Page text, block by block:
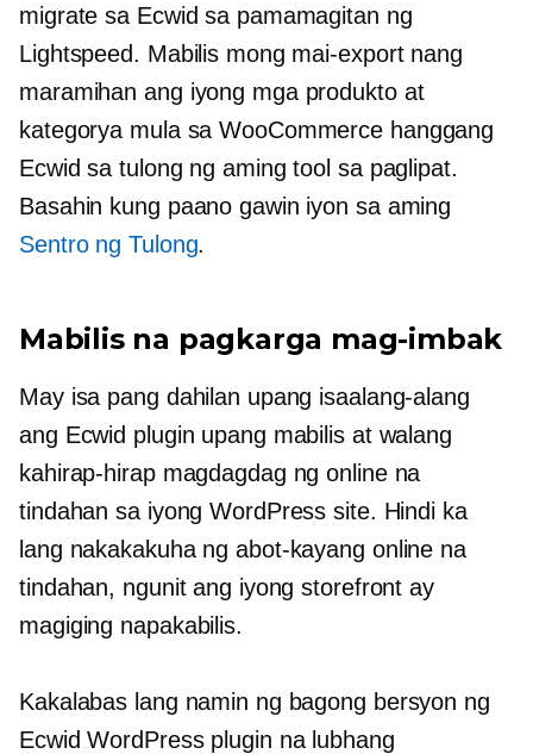
migrate sa Ecwid sa pamamagitan ng
Lightspeed. Mabilis mong mai-export nang
maramihan ang iyong mga produkto at
kategorya mula sa WooCommerce hanggang
Ecwid sa tulong ng aming tool sa paglipat.
Basahin kung paano gawin iyon sa aming
Sentro ng Tulong.
Mabilis na pagkarga mag-imbak
May isa pang dahilan upang isaalang-alang
ang Ecwid plugin upang mabilis at walang
kahirap-hirap magdagdag ng online na
tindahan sa iyong WordPress site. Hindi ka
lang nakakakuha ng abot-kayang online na
tindahan, ngunit ang iyong storefront ay
magiging napakabilis.
Kakalabas lang namin ng bagong bersyon ng
Ecwid WordPress plugin na lubhang